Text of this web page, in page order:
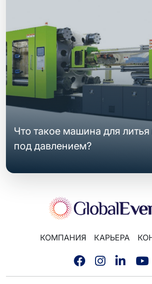
Что такое машина для
под давлением?
КОМПАНИЯ КАРЬЕРА